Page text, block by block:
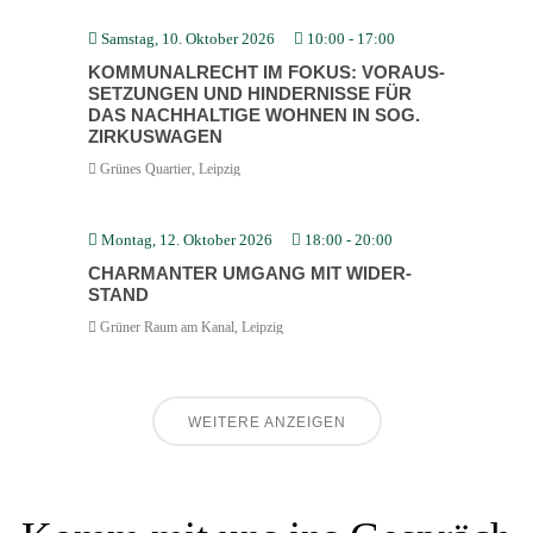
Samstag, 10. Oktober 2026 10:00 - 17:00
KOMMU­NAL­RECHT IM FOKUS: VORAUS­
SET­ZUNGEN UND HINDER­NISSE FÜR
DAS NACHHALTIGE WOHNEN IN SOG.
ZIRKUS­WAGEN
Grünes Quartier, Leipzig
Montag, 12. Oktober 2026 18:00 - 20:00
CHARMANTER UMGANG MIT WIDER­
STAND
Grüner Raum am Kanal, Leipzig
WEITERE ANZEIGEN